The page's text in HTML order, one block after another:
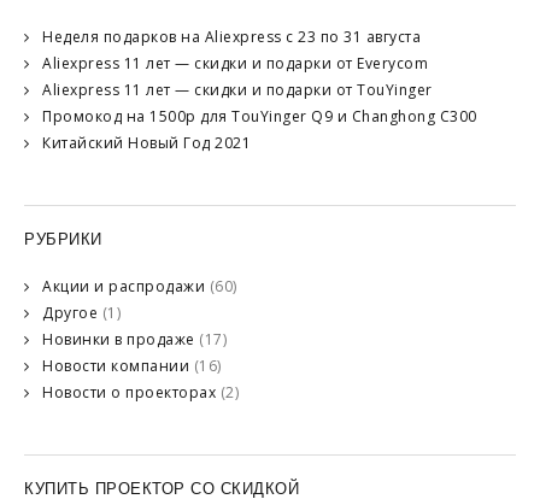
Неделя подарков на Aliexpress с 23 по 31 августа
Aliexpress 11 лет — скидки и подарки от Everycom
Aliexpress 11 лет — скидки и подарки от TouYinger
Промокод на 1500р для TouYinger Q9 и Changhong C300
Китайский Новый Год 2021
РУБРИКИ
Акции и распродажи (60)
Другое (1)
Новинки в продаже (17)
Новости компании (16)
Новости о проекторах (2)
КУПИТЬ ПРОЕКТОР СО СКИДКОЙ